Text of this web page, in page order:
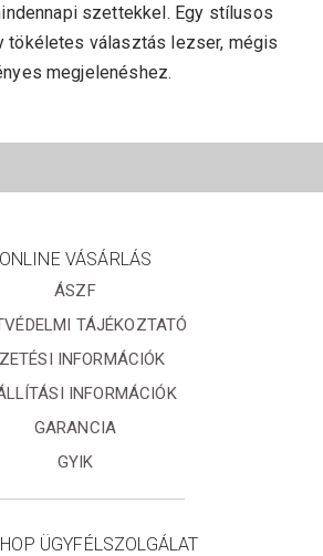
szettekkel. Egy stílusos
tökéletes választás lezser, mégis
megjelenéshez.
ONLINE VÁSÁRLÁS
ÁSZF
TÁJÉKOZTATÓ
INFORMÁCIÓK
INFORMÁCIÓK
GARANCIA
GYIK
ÜGYFÉLSZOLGÁLAT